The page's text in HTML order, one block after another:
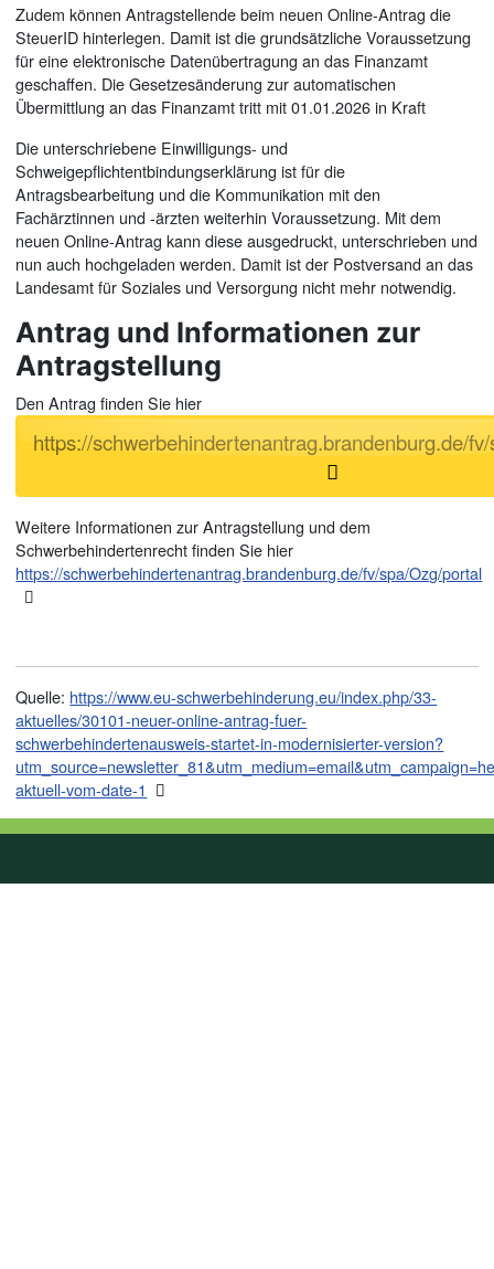
Zudem können Antragstellende beim neuen Online-Antrag die
SteuerID hinterlegen. Damit ist die grundsätzliche Voraussetzung
für eine elektronische Datenübertragung an das Finanzamt
geschaffen. Die Gesetzesänderung zur automatischen
Übermittlung an das Finanzamt tritt mit 01.01.2026 in Kraft
Die unterschriebene Einwilligungs- und
Schweigepflichtentbindungserklärung ist für die
Antragsbearbeitung und die Kommunikation mit den
Fachärztinnen und -ärzten weiterhin Voraussetzung. Mit dem
neuen Online-Antrag kann diese ausgedruckt, unterschrieben und
nun auch hochgeladen werden. Damit ist der Postversand an das
Landesamt für Soziales und Versorgung nicht mehr notwendig.
Antrag und Informationen zur
Antragstellung
Den Antrag finden Sie hier
https://schwerbehindertenantrag.brandenburg.de/
Weitere Informationen zur Antragstellung und dem
Schwerbehindertenrecht finden Sie hier
https://schwerbehindertenantrag.brandenburg.de/fv/spa/Ozg/portal
Quelle: https://www.eu-schwerbehinderung.eu/index.php/33-
aktuelles/30101-neuer-online-antrag-fuer-
schwerbehindertenausweis-startet-in-modernisierter-version?
aktuell-vom-date-1